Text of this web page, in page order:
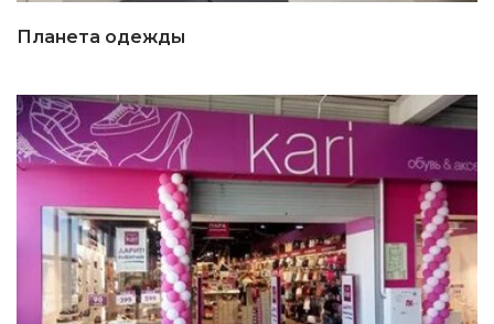
Планета одежды